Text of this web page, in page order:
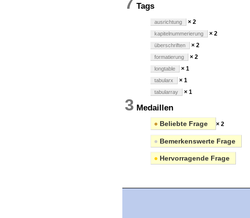
Tags
ausrichtung × 2
kapitelnummerierung × 2
überschriften × 2
formatierung × 2
longtable × 1
tabularx × 1
tabularray × 1
3 Medaillen
● Beliebte Frage × 2
● Bemerkenswerte Frage
● Hervorragende Frage